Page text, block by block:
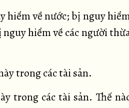
hiểm về nước; bị nguy
hiểm về các người
trong các tài sản.
trong các tài sản. Thế